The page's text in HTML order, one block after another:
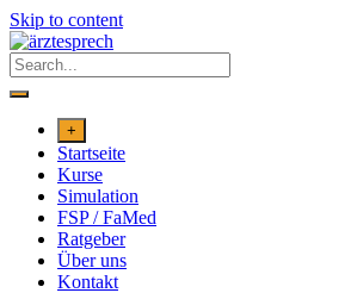
Skip to content
+
Startseite
Kurse
Simulation
FSP / FaMed
Ratgeber
Über uns
Kontakt